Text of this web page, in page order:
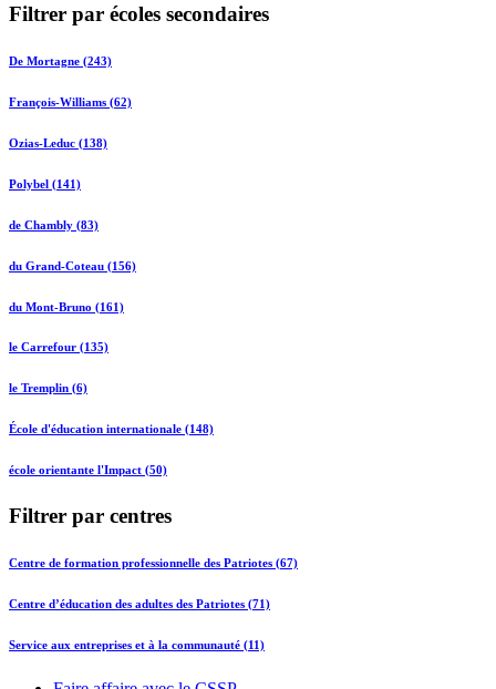
Filtrer par écoles secondaires
De Mortagne (243)
François-Williams (62)
Ozias-Leduc (138)
Polybel (141)
de Chambly (83)
du Grand-Coteau (156)
du Mont-Bruno (161)
le Carrefour (135)
le Tremplin (6)
École d'éducation internationale (148)
école orientante l'Impact (50)
Filtrer par centres
Centre de formation professionnelle des Patriotes (67)
Centre d’éducation des adultes des Patriotes (71)
Service aux entreprises et à la communauté (11)